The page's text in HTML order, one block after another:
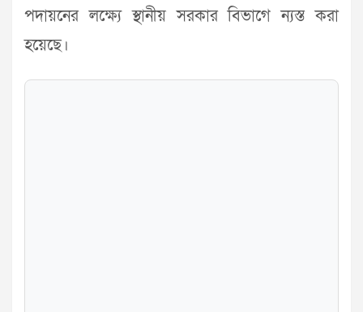
পদায়নের লক্ষ্যে স্থানীয় সরকার বিভাগে ন্যস্ত করা
হয়েছে।